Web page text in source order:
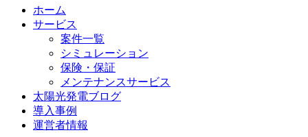
ホーム
サービス
案件一覧
シミュレーション
保険・保証
メンテナンスサービス
太陽光発電ブログ
導入事例
運営者情報